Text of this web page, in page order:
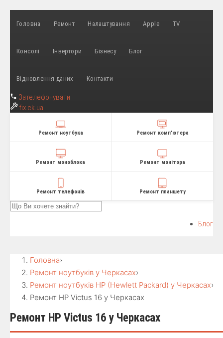
Головна Ремонт Налаштування Apple TV
Консолі Інвертори Бізнесу Блог
Відновлення даних Контакти
Зателефонувати
fix.ck.ua
Ремонт ноутбука Ремонт комп'ютера
Ремонт моноблока Ремонт монітора
Ремонт телефонів Ремонт планшету
Блог
Головна›
Ремонт ноутбуків у Черкасах›
Ремонт ноутбуків HP (Hewlett Packard) у Черкасах›
Ремонт HP Victus 16 у Черкасах
Ремонт HP Victus 16 у Черкасах